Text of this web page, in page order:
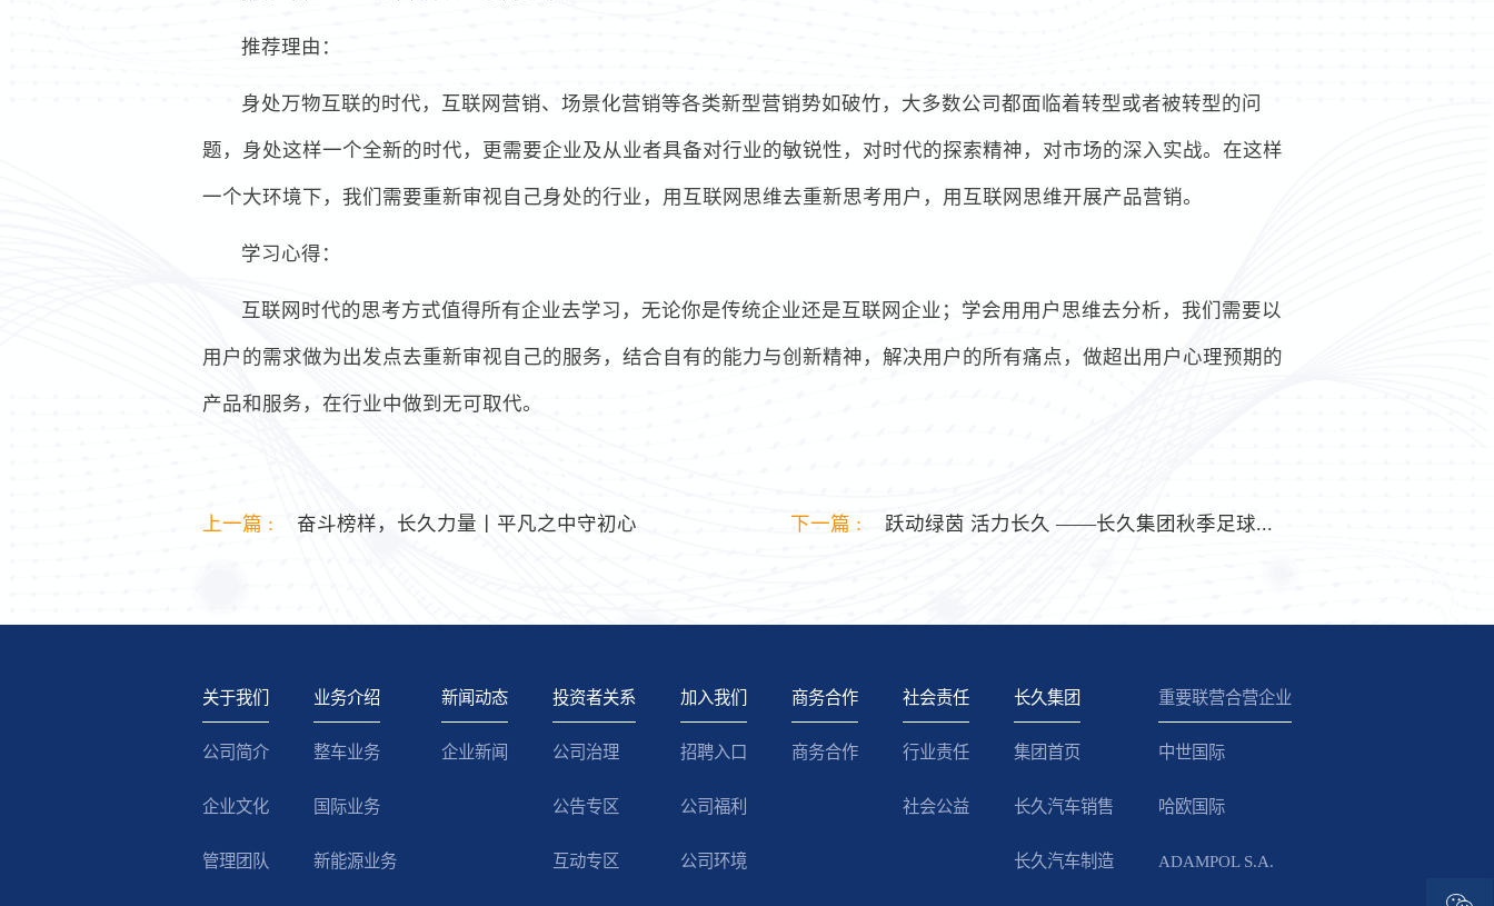
推荐理由：
身处万物互联的时代，互联网营销、场景化营销等各类新型营销势如破竹，大多数公司都面临着转型或者被转型的问
题，身处这样一个全新的时代，更需要企业及从业者具备对行业的敏锐性，对时代的探索精神，对市场的深入实战。在这样
一个大环境下，我们需要重新审视自己身处的行业，用互联网思维去重新思考用户，用互联网思维开展产品营销。
学习心得：
互联网时代的思考方式值得所有企业去学习，无论你是传统企业还是互联网企业；学会用用户思维去分析，我们需要以
用户的需求做为出发点去重新审视自己的服务，结合自有的能力与创新精神，解决用户的所有痛点，做超出用户心理预期的
产品和服务，在行业中做到无可取代。
上一篇 : 奋斗榜样，长久力量丨平凡之中守初心 下一篇 : 跃动绿茵 活力长久 ——长久集团秋季足球...
关于我们
公司简介
企业文化
管理团队
业务介绍
整车业务
国际业务
新能源业务
新闻动态
企业新闻
投资者关系
公司治理
公告专区
互动专区
加入我们
招聘入口
公司福利
公司环境
商务合作
商务合作
社会责任
行业责任
社会公益
长久集团
集团首页
长久汽车销售
长久汽车制造
重要联营合营企业
中世国际
哈欧国际
ADAMPOL S.A.